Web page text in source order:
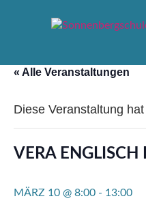
« Alle Veranstaltungen
Diese Veranstaltung
VERA ENGLISCH
MÄRZ 10 @ 8:00 - 13:00